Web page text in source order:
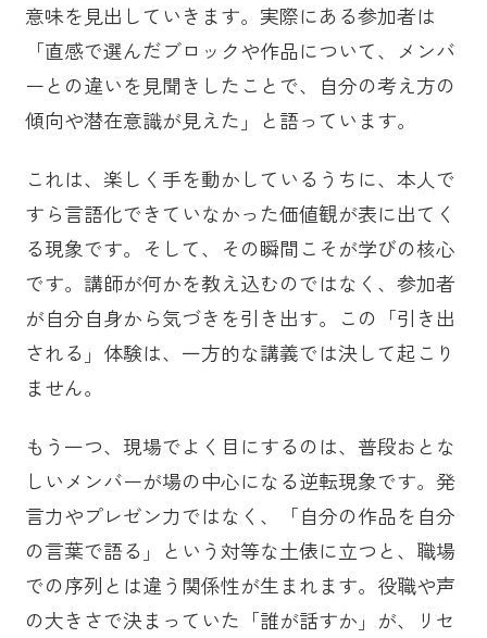
意味を見出していきます。実際にある参加者は
「直感で選んだブロックや作品について、メンバ
ーとの違いを見聞きしたことで、自分の考え方の
傾向や潜在意識が見えた」と語っています。
これは、楽しく手を動かしているうちに、本人で
すら言語化できていなかった価値観が表に出てく
る現象です。そして、その瞬間こそが学びの核心
です。講師が何かを教え込むのではなく、参加者
が自分自身から気づきを引き出す。この「引き出
される」体験は、一方的な講義では決して起こり
ません。
もう一つ、現場でよく目にするのは、普段おとな
しいメンバーが場の中心になる逆転現象です。発
言力やプレゼン力ではなく、「自分の作品を自分
の言葉で語る」という対等な土俵に立つと、職場
での序列とは違う関係性が生まれます。役職や声
の大きさで決まっていた「誰が話すか」が、リセ